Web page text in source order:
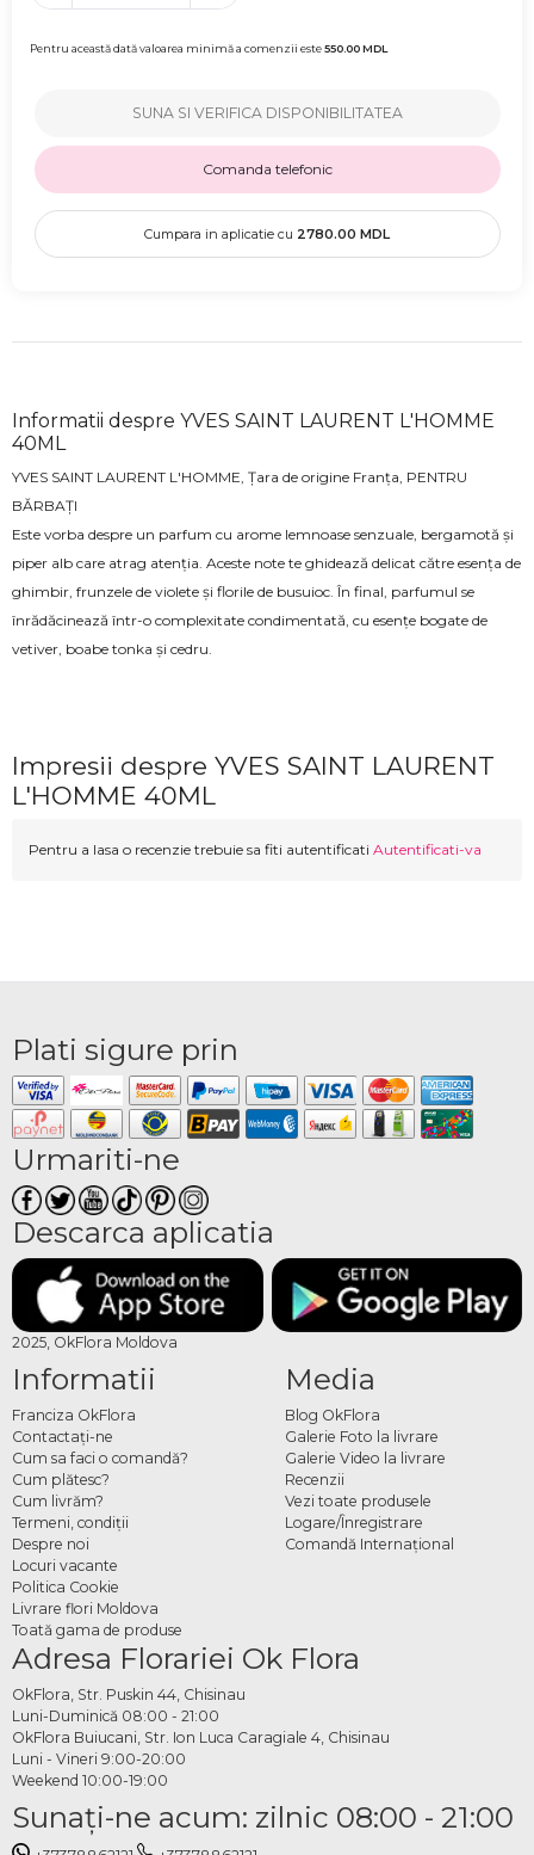
Pentru această dată valoarea minimă a comenzii este550.00MDL
SUNA SI VERIFICA DISPONIBILITATEA
Comanda telefonic
Cumpara in aplicatie cu 2780.00 MDL
Informatii despre YVES SAINT LAURENT L'HOMME
40ML
YVES SAINT LAURENT L'HOMME, Țara de origine Franța, PENTRU
BĂRBAȚI
Este vorba despre un parfum cu arome lemnoase senzuale, bergamotă și
piper alb care atrag atenția. Aceste note te ghidează delicat către esența de
ghimbir, frunzele de violete și florile de busuioc. În final, parfumul se
înrădăcinează într-o complexitate condimentată, cu esențe bogate de
vetiver, boabe tonka și cedru.
Impresii despre YVES SAINT LAURENT
L'HOMME 40ML
Pentru a lasa o recenzie trebuie sa fiti autentificati Autentificati-va
Plati sigure prin
Urmariti-ne
Descarca aplicatia
2025, OkFlora Moldova
Informatii
Franciza OkFlora
Contactaţi-ne
Cum sa faci o comandă?
Cum plătesc?
Cum livrăm?
Termeni, condiţii
Despre noi
Locuri vacante
Politica Cookie
Livrare flori Moldova
Toată gama de produse
Media
Blog OkFlora
Galerie Foto la livrare
Galerie Video la livrare
Recenzii
Vezi toate produsele
Logare/Înregistrare
Comandă Internațional
Adresa Florariei Ok Flora
OkFlora, Str. Puskin 44, Chisinau
Luni-Duminică 08:00 - 21:00
OkFlora Buiucani, Str. Ion Luca Caragiale 4, Chisinau
Luni - Vineri 9:00-20:00
Weekend 10:00-19:00
Sunaţi-ne acum: zilnic 08:00 - 21:00